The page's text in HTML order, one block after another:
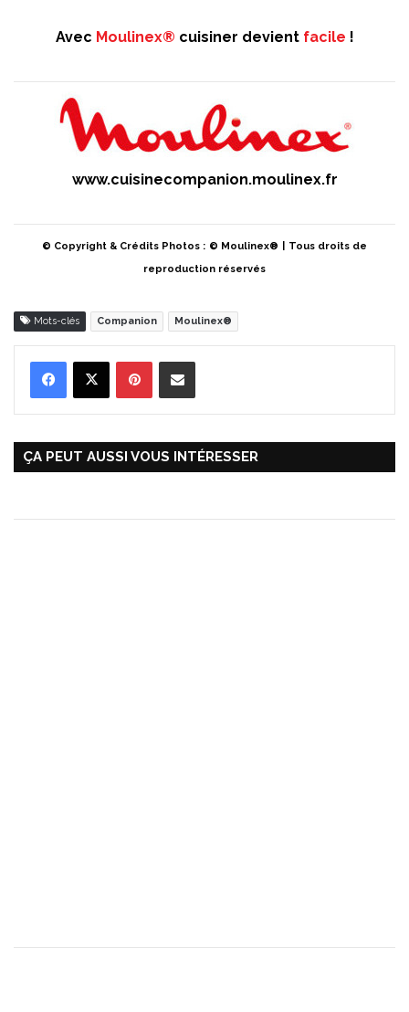
Avec Moulinex® cuisiner devient facile !
www.cuisinecompanion.moulinex.fr
© Copyright & Crédits Photos : © Moulinex®
Tous droits de
reproduction réservés
Mots-clés Companion Moulinex®
ÇA PEUT AUSSI VOUS INTÉRESSER